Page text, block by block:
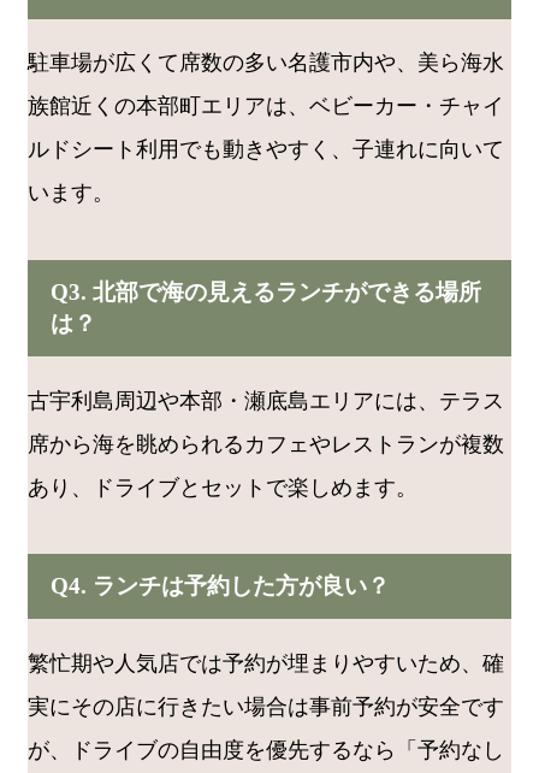
駐車場が広くて席数の多い名護市内や、美ら海水
族館近くの本部町エリアは、ベビーカー・チャイ
ルドシート利用でも動きやすく、子連れに向いて
います。
Q3. 北部で海の見えるランチができる場所
は？
古宇利島周辺や本部・瀬底島エリアには、テラス
席から海を眺められるカフェやレストランが複数
あり、ドライブとセットで楽しめます。
Q4. ランチは予約した方が良い？
繁忙期や人気店では予約が埋まりやすいため、確
実にその店に行きたい場合は事前予約が安全です
が、ドライブの自由度を優先するなら「予約なし